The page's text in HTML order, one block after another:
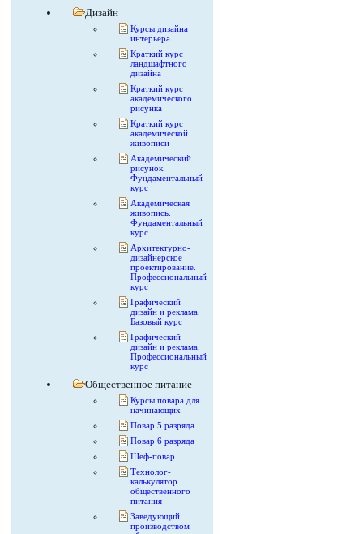
Дизайн
Курсы дизайна
интерьера
Краткий курс
ландшафтного
дизайна
Краткий курс
академического
рисунка
Краткий курс
академической
живописи
Академический
рисунок.
Фундаментальный
курс
Академическая
живопись.
Фундаментальный
курс
Архитектурно-
дизайнерское
проектирование.
Профессиональный
курс
Графический
дизайн и реклама.
Базовый курс
Графический
дизайн и реклама.
Профессиональный
курс
Общественное питание
Курсы повара для
начинающих
Повар 5 разряда
Повар 6 разряда
Шеф-повар
Технолог-
калькулятор
общественного
питания
Заведующий
производством